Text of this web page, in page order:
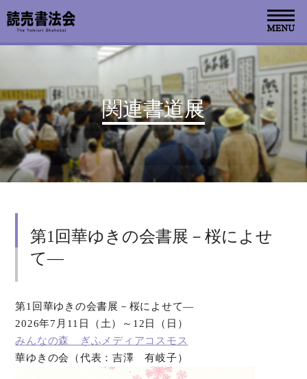
関連書道展
第1回華ゆきの会書展－桜によせ
て―
第1回華ゆきの会書展－桜によせて―
2026年7月11日（土）～12日（日）
みんなの森 ぎふメディアコスモス
華ゆきの会（代表：吉澤 有岐子）
お知らせ
読売書法会について
読売書法展
関連書道展
デジタルアーカイブ
オンラインショップ
お問い合わせ